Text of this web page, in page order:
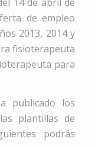
de empleo
2013, 2014 y
fisioterapeuta
para
publicado los
plantillas de
podrás